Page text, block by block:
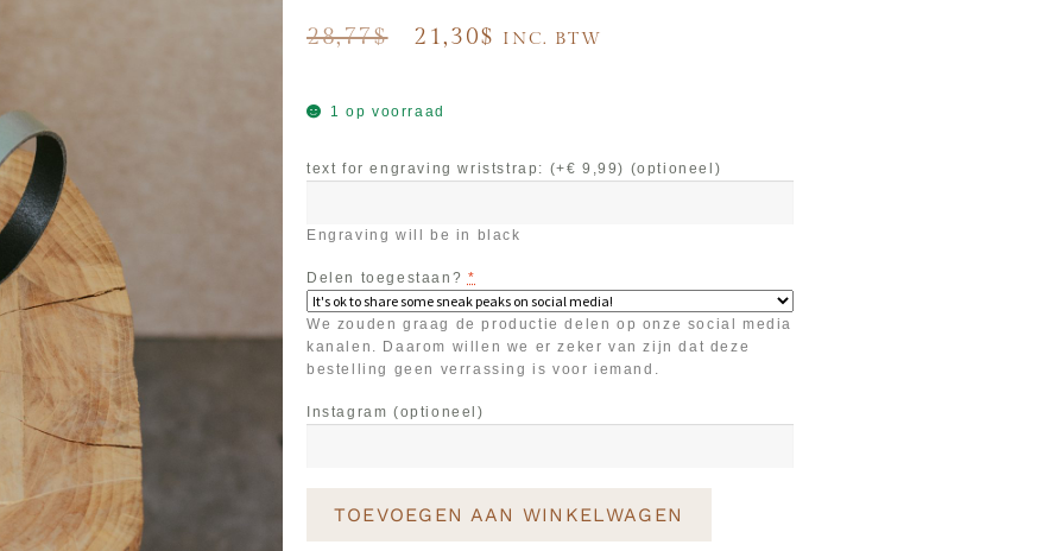
28,77$ 21,30$ INC. BTW
1 op voorraad
text for engraving wriststrap: (+€ 9,99) (optioneel)
Engraving will be in black
Delen toegestaan? *
We zouden graag de productie delen op onze social media
kanalen. Daarom willen we er zeker van zijn dat deze
bestelling geen verrassing is voor iemand.
Instagram (optioneel)
TOEVOEGEN AAN WINKELWAGEN